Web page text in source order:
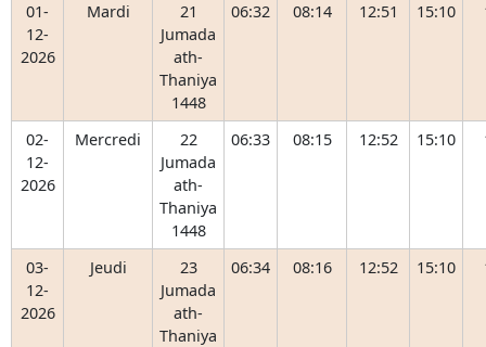
01-
12-
2026
Mardi
21
Jumada
ath-
Thaniya
1448
06:32 08:14 12:51 15:10
02-
12-
2026
Mercredi
22
Jumada
ath-
Thaniya
1448
06:33 08:15 12:52 15:10
03-
12-
2026
Jeudi
23
Jumada
ath-
Thaniya
06:34 08:16 12:52 15:10